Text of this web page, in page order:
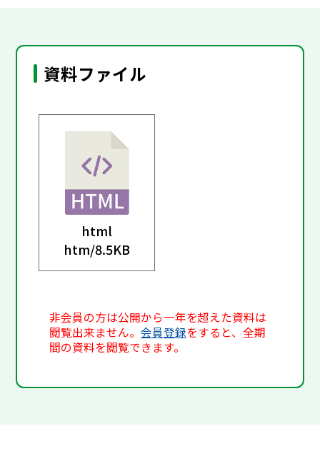
資料ファイル
html
htm/8.5KB
非会員の方は公開から一年を超えた資料は
閲覧出来ません。会員登録をすると、全期
間の資料を閲覧できます。